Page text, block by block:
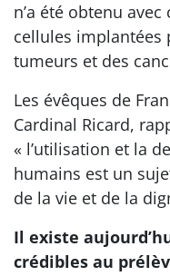
n’a été obtenu
cellules implantées
tumeurs et des
Les évêques de
Cardinal Ricard,
« l’utilisation et la
humains est un
de la vie et de la
Il existe
crédibles au